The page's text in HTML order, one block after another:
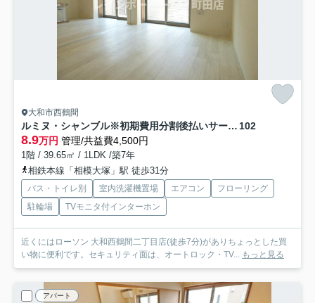
大和市西鶴間
ルミヌ・シャンブル※初期費用分割後払いサービス利用可能物件 102
8.9万円 管理/共益費4,500円
1階 / 39.65㎡ / 1LDK /築7年
相鉄本線「相模大塚」駅 徒歩31分
バス・トイレ別 室内洗濯機置場 エアコン
フローリング
駐輪場
TVモニタ付インターホン
近くにはローソン 大和西鶴間二丁目店(徒歩7分)がありちょっとした買
い物に便利です。セキュリティ面は、オートロック・TV...
もっと見る
アパート